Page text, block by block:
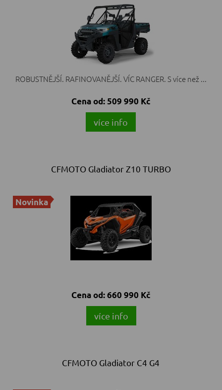
ROBUSTNĚJŠÍ. RAFINOVANĚJŠÍ. VÍC RANGER. S více než ...
Cena od: 509 990 Kč
více info
CFMOTO Gladiator Z10 TURBO
Novinka
Cena od:660 990 Kč
více info
CFMOTO Gladiator C4 G4